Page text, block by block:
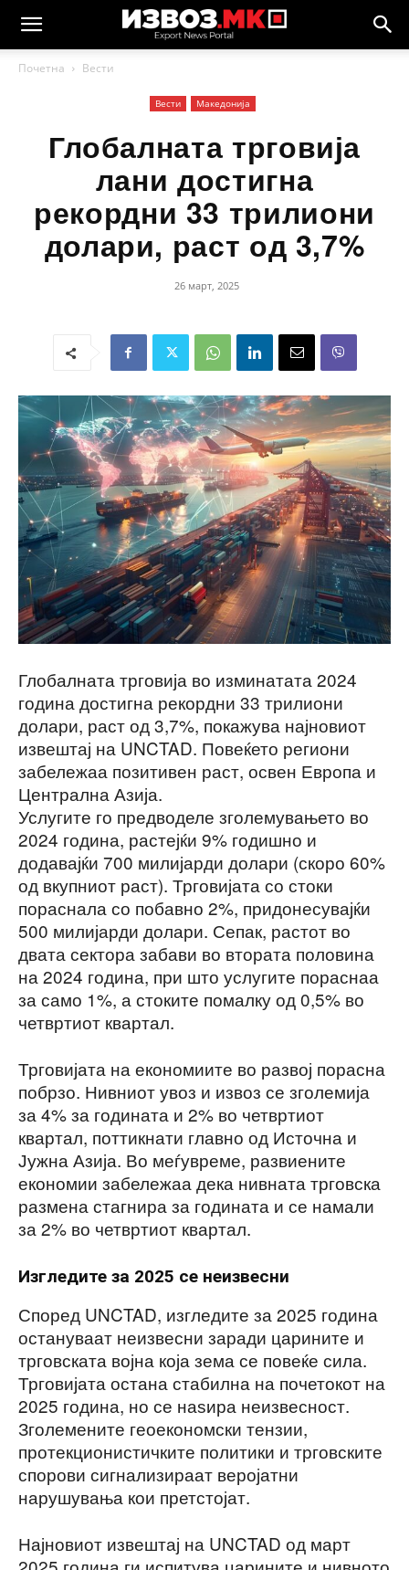
Почетна Вести
Вести Македонија
Глобалната трговија
лани достигна
рекордни 33 трилиони
долари, раст од 3,7%
26 март, 2025
Глобалната трговија во изминатата 2024
година достигна рекордни 33 трилиони
долари, раст од 3,7%, покажува најновиот
извештај на UNCTAD. Повеќето региони
забележаа позитивен раст, освен Европа и
Централна Азија.
Услугите го предводеле зголемувањето во
2024 година, растејќи 9% годишно и
додавајќи 700 милијарди долари (скоро 60%
од вкупниот раст). Трговијата со стоки
пораснала со побавно 2%, придонесувајќи
500 милијарди долари. Сепак, растот во
двата сектора забави во втората половина
на 2024 година, при што услугите пораснаа
за само 1%, а стоките помалку од 0,5% во
четвртиот квартал.
Трговијата на економиите во развој порасна
побрзо. Нивниот увоз и извоз се зголемија
за 4% за годината и 2% во четвртиот
квартал, поттикнати главно од Источна и
Јужна Азија. Во меѓувреме, развиените
економии забележаа дека нивната трговска
размена стагнира за годината и се намали
за 2% во четвртиот квартал.
Изгледите за 2025 се неизвесни
Според UNCTAD, изгледите за 2025 година
остануваат неизвесни заради царините и
трговската војна која зема се повеќе сила.
Трговијата остана стабилна на почетокот на
2025 година, но се наѕира неизвесност.
Зголемените геоекономски тензии,
протекционистичките политики и трговските
спорови сигнализираат веројатни
нарушувања кои претстојат.
Најновиот извештај на UNCTAD од март